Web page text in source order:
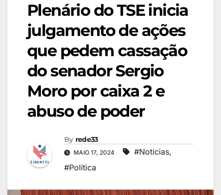
Plenário do TSE inicia
julgamento de ações
que pedem cassação
do senador Sergio
Moro por caixa 2 e
abuso de poder
By rede33
MAIO 17, 2024 #Notícias,
#Política